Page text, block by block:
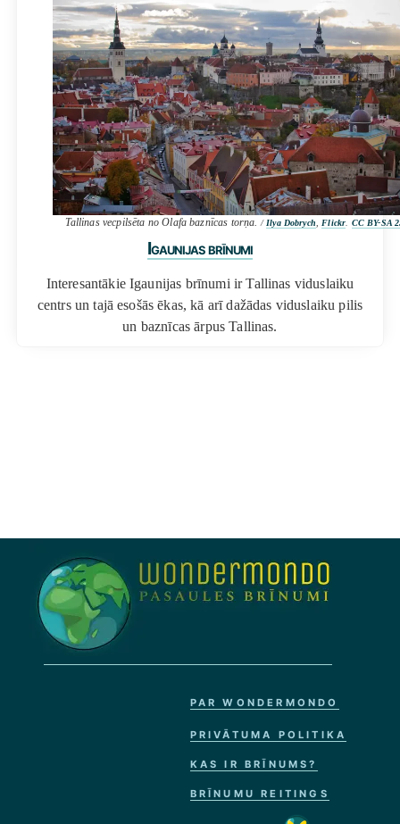
Tallinas vecpilsēta no Olafa baznīcas torņa./ Ilya Dobrych Flickr CC BY-SA
Igaunijas brīnumi
Interesantākie Igaunijas brīnumi ir Tallinas viduslaiku
centrs un tajā esošās ēkas, kā arī dažādas viduslaiku pilis
un baznīcas ārpus Tallinas.
PAR WONDERMONDO
PRIVĀTUMA POLITIKA
KAS IR BRĪNUMS?
BRĪNUMU REITINGS